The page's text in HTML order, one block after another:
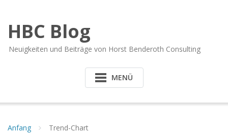
HBC Blog
Neuigkeiten und Beiträge von Horst Benderoth Consulting
MENÜ
Anfang Trend-Chart